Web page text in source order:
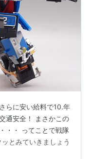
らに安い給料で10.年
通安全！ まさかこの
・・ ってことで戦隊
とみていきましょう